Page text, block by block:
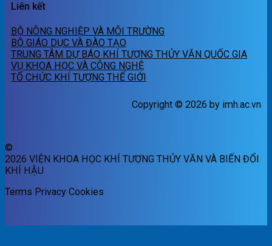
Liên kết
BỘ NÔNG NGHIỆP VÀ MÔI TRƯỜNG
BỘ GIÁO DỤC VÀ ĐÀO TẠO
TRUNG TÂM DỰ BÁO KHÍ TƯỢNG THỦY VĂN QUỐC GIA
VỤ KHOA HỌC VÀ CÔNG NGHỆ
TỔ CHỨC KHÍ TƯỢNG THẾ GIỚI
Copyright © 2026 by imh.ac.vn
©
2026 VIỆN KHOA HỌC KHÍ TƯỢNG THỦY VĂN VÀ BIẾN ĐỔI
KHÍ HẬU
Terms Privacy Cookies